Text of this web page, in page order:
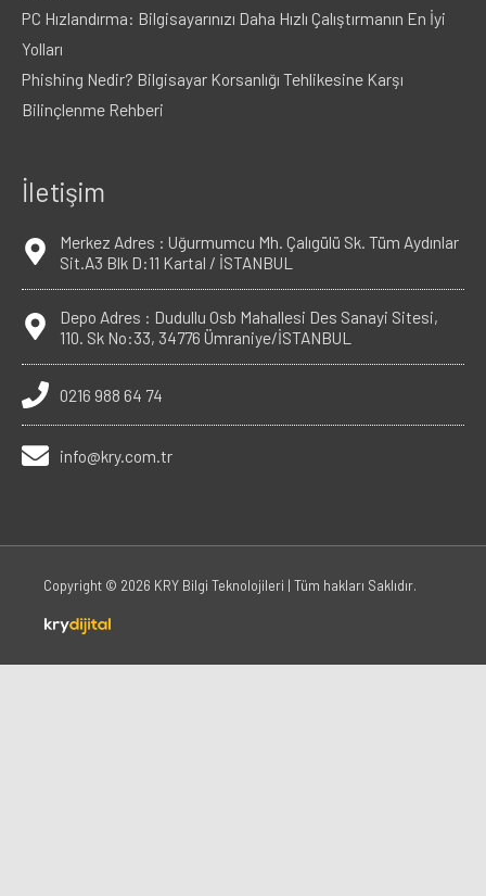
PC Hızlandırma: Bilgisayarınızı Daha Hızlı Çalıştırmanın En İyi
Yolları
Phishing Nedir? Bilgisayar Korsanlığı Tehlikesine Karşı
Bilinçlenme Rehberi
İletişim
Merkez Adres : Uğurmumcu Mh. Çalıgülü Sk. Tüm Aydınlar
Sit.A3 Blk D:11 Kartal / İSTANBUL
Depo Adres : Dudullu Osb Mahallesi Des Sanayi Sitesi,
110. Sk No:33, 34776 Ümraniye/İSTANBUL
0216 988 64 74
info@kry.com.tr
Copyright © 2026 KRY Bilgi Teknolojileri | Tüm hakları Saklıdır.